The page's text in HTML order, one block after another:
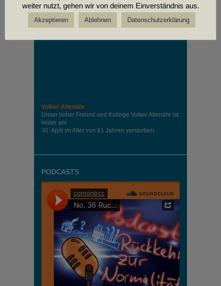
Volker Altenähr
Unser lieber Freund und Kollege Volker Altenähr ist
leider am
30. April im Alter von 81 Jahren verstorben.
PODCASTS
weiter nutzt, gehen wir von deinem Einverständnis aus.
Akzeptieren Ablehnen Datenschutzerklärung